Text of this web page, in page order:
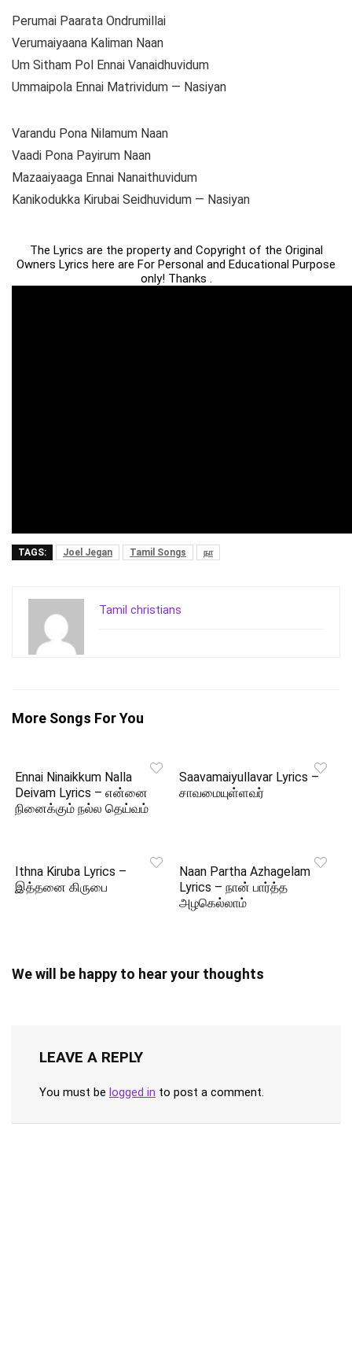
Perumai Paarata Ondrumillai
Verumaiyaana Kaliman Naan
Um Sitham Pol Ennai Vanaidhuvidum
Ummaipola Ennai Matrividum — Nasiyan
Varandu Pona Nilamum Naan
Vaadi Pona Payirum Naan
Mazaaiyaaga Ennai Nanaithuvidum
Kanikodukka Kirubai Seidhuvidum — Nasiyan
The Lyrics are the property and Copyright of the Original
Owners Lyrics here are For Personal and Educational Purpose
only! Thanks .
TAGS: Joel Jegan Tamil Songs நா
Tamil christians
More Songs For You
Ennai Ninaikkum Nalla
Deivam Lyrics – என்னை
நினைக்கும் நல்ல தெய்வம்
Saavamaiyullavar Lyrics –
சாவமையுள்ளவர்
Ithna Kiruba Lyrics –
இத்தனை கிருபை
Naan Partha Azhagelam
Lyrics – நான் பார்த்த
அழகெல்லாம்
We will be happy to hear your thoughts
LEAVE A REPLY
You must be logged in to post a comment.